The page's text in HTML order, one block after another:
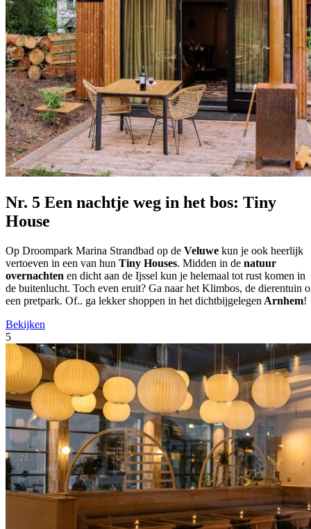
Nr. 5 Een nachtje weg in het bos: Tiny
House
Op Droompark Marina Strandbad op de Veluwe kun je ook heerlijk
vertoeven in een van hun Tiny Houses. Midden in de natuur
overnachten en dicht aan de Ijssel kun je helemaal tot rust komen in
de buitenlucht. Toch even eruit? Ga naar het Klimbos, de dierentuin
een pretpark. Of.. ga lekker shoppen in het dichtbijgelegen Arnhem!
Bekijken
5